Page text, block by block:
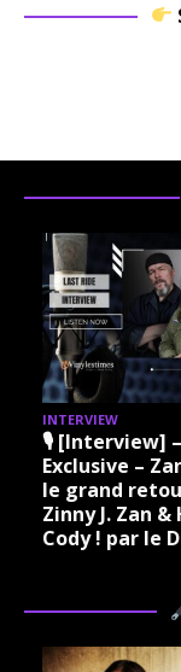
INTERVIEW
🎙 [Interview] –
Harrag
Madama Rock
Grare 20 07
Vinylestimes